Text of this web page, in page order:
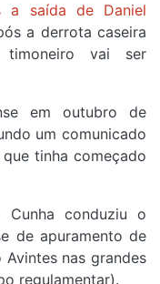
a saída de Daniel
a derrota caseira
vai ser
em outubro de
um comunicado
tinha começado
Cunha conduziu o
de apuramento de
nas grandes
regulamentar).